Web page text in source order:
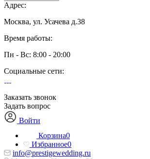
Адрес:
Москва, ул. Усачева д.38
Время работы:
Пн - Вс: 8:00 - 20:00
Социальные сети:
Заказать звонок
Задать вопрос
Войти
Корзина0
Избранное0
info@prestigewedding.ru